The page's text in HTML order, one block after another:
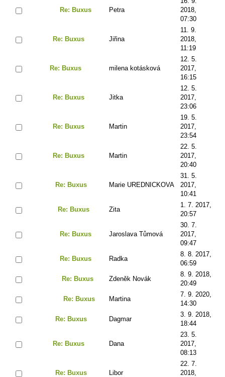
Re: Buxus Petra
2018,
07:30
Re: Buxus Jiřina
11. 9.
2018,
11:19
Re: Buxus milena kotásková
12. 5.
2017,
16:15
Re: Buxus Jitka
12. 5.
2017,
23:06
Re: Buxus Martin
19. 5.
2017,
23:54
Re: Buxus Martin
22. 5.
2017,
20:40
Re: Buxus Marie UREDNICKOVA
31. 5.
2017,
10:41
Re: Buxus Zita
1. 7. 2017,
20:57
Re: Buxus Jaroslava Tůmová
30. 7.
2017,
09:47
Re: Buxus Radka
8. 8. 2017,
06:59
Re: Buxus Zdeněk Novák
8. 9. 2018,
20:49
Re: Buxus Martina
7. 9. 2020,
14:30
Re: Buxus Dagmar
3. 9. 2018,
18:44
Re: Buxus Dana
23. 5.
2017,
08:13
Re: Buxus Libor
22. 7.
2018,